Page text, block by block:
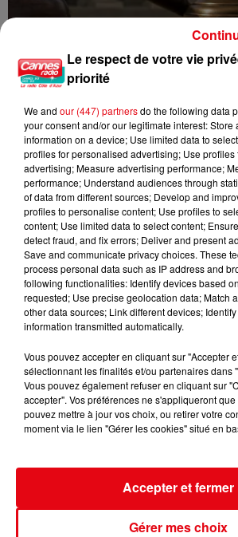
Incendie au Mont-Boron : deux jeunes
Éclipse solaire du 12 août : où l’observer
Le respect de votre vie
priorité
We and our (447) partnersdo the following data
your consent and/or our legitimate interest: Store
information on a device; Use limited data to
profiles for personalised advertising; Use
advertising; Measure advertising performance;
performance; Understand audiences through
of data from different sources; Develop and
profiles to personalise content; Use profiles to
content; Use limited data to select content;
detect fraud, and fix errors; Deliver and present
Save and communicate privacy choices. These
process personal data such as IP address and
following functionalities: Identify devices based
requested; Use precise geolocation data; Match
other data sources; Link different devices;
information transmitted automatically.
Vous pouvez accepter en cliquant sur "Accepter
sélectionnant les finalités et/ou partenaires dans
Vous pouvez également refuser en cliquant sur
accepter". Vos préférences ne s'appliqueront
pouvez mettre à jour vos choix, ou retirer votre
moment via le lien "Gérer les cookies" situé en
Gérer mes choix
Accepter et fermer